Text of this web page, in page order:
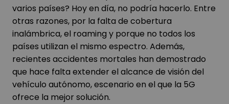
varios países? Hoy en día, no podría hacerlo. Entre
otras razones, por la falta de cobertura
inalámbrica, el roaming y porque no todos los
países utilizan el mismo espectro. Además,
recientes accidentes mortales han demostrado
que hace falta extender el alcance de visión del
vehículo autónomo, escenario en el que la 5G
ofrece la mejor solución.